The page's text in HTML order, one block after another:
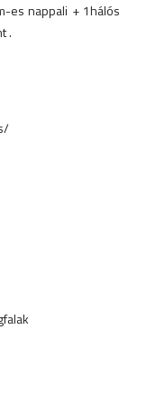
es nappali + 1hálós
.